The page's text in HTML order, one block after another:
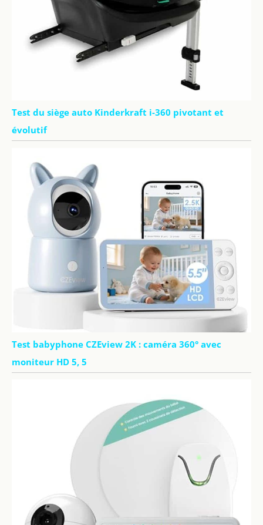
Test du siège auto Kinderkraft i-360 pivotant et
évolutif
Test babyphone CZEview 2K : caméra 360° avec
moniteur HD 5, 5